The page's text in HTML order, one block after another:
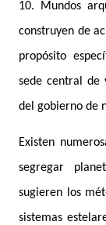
10. Mundos
construyen de
propósito
sede central de
del gobierno de
Existen
segregar
sugieren los
sistemas